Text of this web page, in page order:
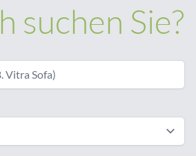
suchen Sie?